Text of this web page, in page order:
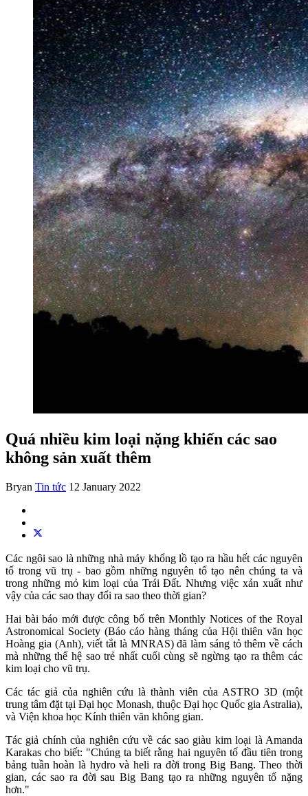
Quá nhiều kim loại nặng khiến các sao
không sản xuất thêm
Bryan Tin tức 12 January 2022
Các ngôi sao là những nhà máy khổng lồ tạo ra hầu hết các nguyên
tố trong vũ trụ - bao gồm những nguyên tố tạo nên chúng ta và
trong những mỏ kim loại của Trái Đất. Nhưng việc xản xuất như
vậy của các sao thay đổi ra sao theo thời gian?
Hai bài báo mới được công bố trên Monthly Notices of the Royal
Astronomical Society (Báo cáo hàng tháng của Hội thiên văn học
Hoàng gia (Anh), viết tắt là MNRAS) đã làm sáng tỏ thêm về cách
mà những thế hệ sao trẻ nhất cuối cùng sẽ ngừng tạo ra thêm các
kim loại cho vũ trụ.
Các tác giả của nghiên cứu là thành viên của ASTRO 3D (một
trung tâm đặt tại Đại học Monash, thuộc Đại học Quốc gia Astralia),
và Viện khoa học Kính thiên văn không gian.
Tác giả chính của nghiên cứu về các sao giàu kim loại là Amanda
Karakas cho biết: "Chúng ta biết rằng hai nguyên tố đầu tiên trong
bảng tuần hoàn là hydro và heli ra đời trong Big Bang. Theo thời
gian, các sao ra đời sau Big Bang tạo ra những nguyên tố nặng
hơn."